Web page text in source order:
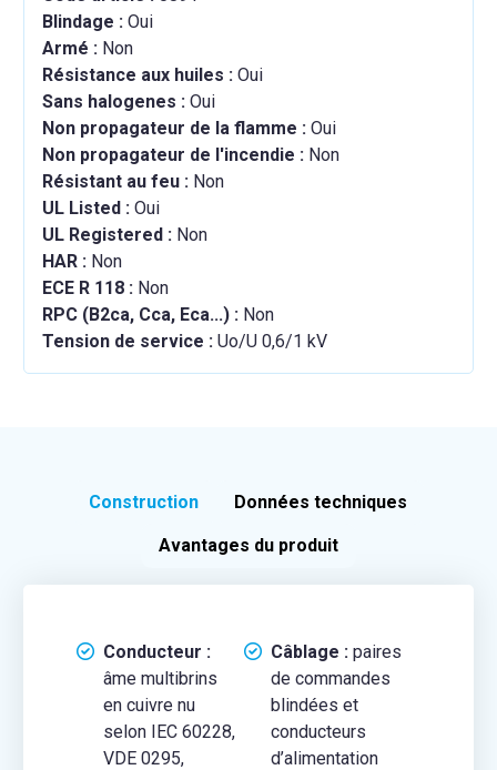
Blindage : Oui
Armé : Non
Résistance aux huiles : Oui
Sans halogenes : Oui
Non propagateur de la flamme : Oui
Non propagateur de l'incendie : Non
Résistant au feu : Non
UL Listed : Oui
UL Registered : Non
HAR : Non
ECE R 118 : Non
RPC (B2ca, Cca, Eca...) : Non
Tension de service : Uo/U 0,6/1 kV
Construction Données techniques
Avantages du produit
Conducteur :
âme multibrins
en cuivre nu
selon IEC 60228,
VDE 0295,
Câblage :paires
de commandes
blindées et
conducteurs
d’alimentation